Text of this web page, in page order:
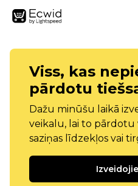
Viss, kas
pārdotu
Dažu minūšu laikā
veikalu, lai to pārdotu
saziņas līdzekļos vai